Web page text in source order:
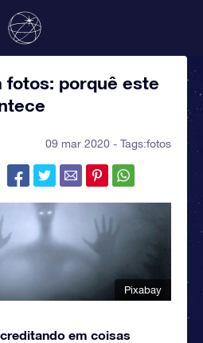
fotos: porquê este
09 mar 2020 - Tags:fotos
Pixabay
em coisas